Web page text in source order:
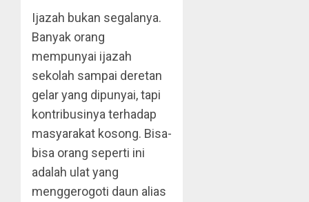
Ijazah bukan segalanya.
Banyak orang
mempunyai ijazah
sekolah sampai deretan
gelar yang dipunyai, tapi
kontribusinya terhadap
masyarakat kosong. Bisa-
bisa orang seperti ini
adalah ulat yang
menggerogoti daun alias